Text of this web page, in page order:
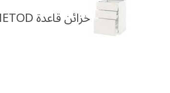
خزائن قاعدة METOD